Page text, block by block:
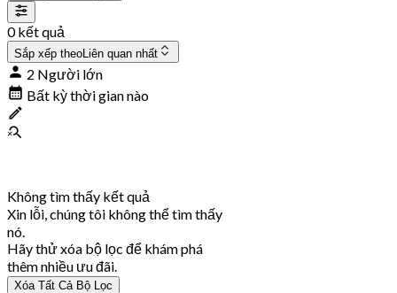
0 kết quả
Sắp xếp theoLiên quan nhất
2 Người lớn
Bất kỳ thời gian nào
Không tìm thấy kết quả
Xin lỗi, chúng tôi không thể tìm thấy
nó.
Hãy thử xóa bộ lọc để khám phá
thêm nhiều ưu đãi.
Xóa Tất Cả Bộ Lọc